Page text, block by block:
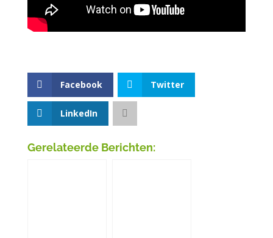
Facebook Twitter
LinkedIn
Gerelateerde Berichten: